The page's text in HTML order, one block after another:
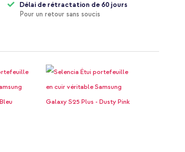
Délai de rétractation de 60 jours
Pour un retour sans soucis